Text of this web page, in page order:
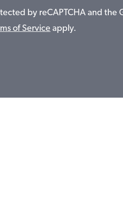
by reCAPTCHA and the
of Service apply.